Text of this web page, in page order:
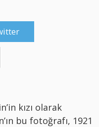
kızı olarak
bu fotoğrafı, 1921